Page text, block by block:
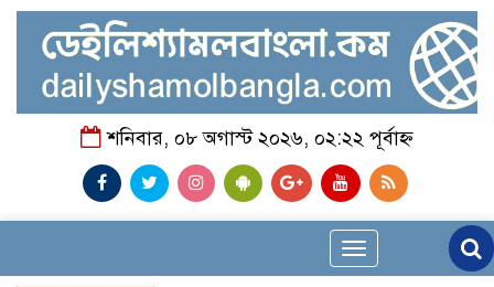
শনিবার, ০৮ অগাস্ট ২০২৬, ০২:২২ পূর্বাহ্ন
Toggle
navigation